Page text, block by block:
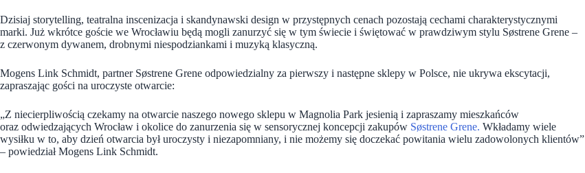
Dzisiaj storytelling, teatralna inscenizacja i skandynawski design w przystępnych cenach pozostają cechami charakterystycznymi
marki. Już wkrótce goście we Wrocławiu będą mogli zanurzyć się w tym świecie i świętować w prawdziwym stylu Søstrene Grene –
z czerwonym dywanem, drobnymi niespodziankami i muzyką klasyczną.
Mogens Link Schmidt, partner Søstrene Grene odpowiedzialny za pierwszy i następne sklepy w Polsce, nie ukrywa ekscytacji,
zapraszając gości na uroczyste otwarcie:
„Z niecierpliwością czekamy na otwarcie naszego nowego sklepu w Magnolia Park jesienią i zapraszamy mieszkańców
oraz odwiedzających Wrocław i okolice do zanurzenia się w sensorycznej koncepcji zakupów Søstrene Grene. Wkładamy wiele
wysiłku w to, aby dzień otwarcia był uroczysty i niezapomniany, i nie możemy się doczekać powitania wielu zadowolonych klientów”
– powiedział Mogens Link Schmidt.